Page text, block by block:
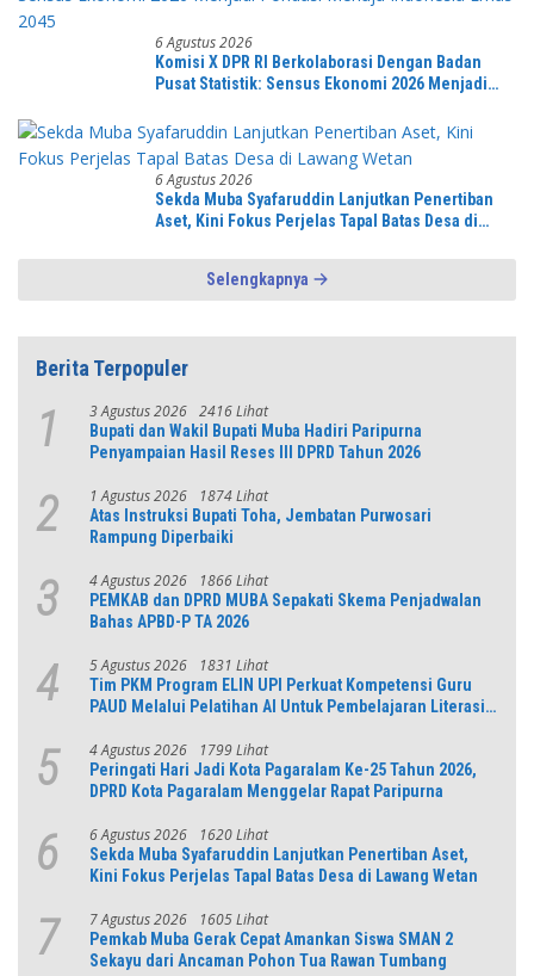
6 Agustus 2026
Komisi X DPR RI Berkolaborasi Dengan Badan
Pusat Statistik: Sensus Ekonomi 2026 Menjadi
6 Agustus 2026
Sekda Muba Syafaruddin Lanjutkan Penertiban
Aset, Kini Fokus Perjelas Tapal Batas Desa di
Selengkapnya
Berita Terpopuler
1 3 Agustus 2026 2416 Lihat
Bupati dan Wakil Bupati Muba Hadiri Paripurna
Penyampaian Hasil Reses III DPRD Tahun 2026
2 1 Agustus 2026 1874 Lihat
Atas Instruksi Bupati Toha, Jembatan Purwosari
Rampung Diperbaiki
3 4 Agustus 2026 1866 Lihat
PEMKAB dan DPRD MUBA Sepakati Skema Penjadwalan
Bahas APBD-P TA 2026
4 5 Agustus 2026 1831 Lihat
Tim PKM Program ELIN UPI Perkuat Kompetensi Guru
PAUD Melalui Pelatihan AI Untuk Pembelajaran Literasi
5 4 Agustus 2026 1799 Lihat
Peringati Hari Jadi Kota Pagaralam Ke-25 Tahun 2026,
DPRD Kota Pagaralam Menggelar Rapat Paripurna
6 6 Agustus 2026 1620 Lihat
Sekda Muba Syafaruddin Lanjutkan Penertiban Aset,
Kini Fokus Perjelas Tapal Batas Desa di Lawang Wetan
7 7 Agustus 2026 1605 Lihat
Pemkab Muba Gerak Cepat Amankan Siswa SMAN 2
Sekayu dari Ancaman Pohon Tua Rawan Tumbang